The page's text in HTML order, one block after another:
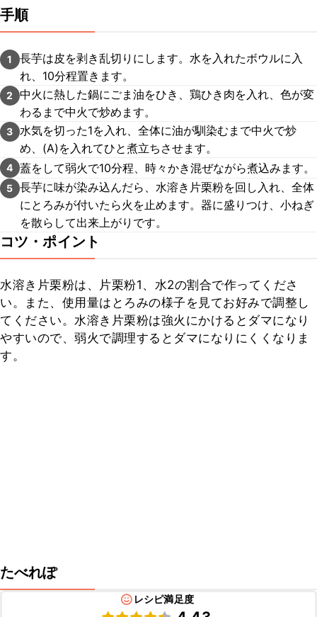
手順
1
長芋は皮を剥き乱切りにします。水を入れたボウルに入
れ、10分程置きます。
2
中火に熱した鍋にごま油をひき、鶏ひき肉を入れ、色が変
わるまで中火で炒めます。
3 水気を切った1を入れ、全体に油が馴染むまで中火で炒
め、(A)を入れてひと煮立ちさせます。
4 蓋をして弱火で10分程、時々かき混ぜながら煮込みます。
5 長芋に味が染み込んだら、水溶き片栗粉を回し入れ、全体
にとろみが付いたら火を止めます。器に盛りつけ、小ねぎ
を散らして出来上がりです。
コツ・ポイント
水溶き片栗粉は、片栗粉1、水2の割合で作ってくださ
い。また、使用量はとろみの様子を見てお好みで調整し
てください。水溶き片栗粉は強火にかけるとダマになり
やすいので、弱火で調理するとダマになりにくくなりま
す。
たべれぽ
レシピ満足度